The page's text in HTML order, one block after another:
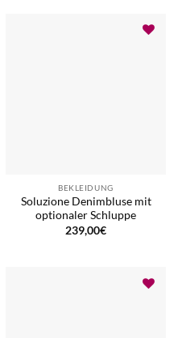
BEKLEIDUNG
Soluzione Denimbluse mit
optionaler Schluppe
239,00€